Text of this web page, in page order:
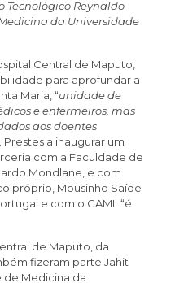
Tecnológico Reynaldo
da Universidade
Central de Maputo,
para aprofundar a
Maria, “unidade de
e enfermeiros, mas
aos doentes
Prestes a inaugurar um
com a Faculdade de
Mondlane, e com
próprio, Mousinho Saíde
e com o CAML “é
de Maputo, da
fizeram parte Jahit
de Medicina da